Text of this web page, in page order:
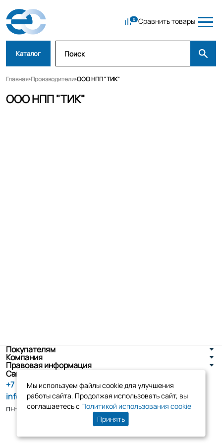
Сравнить товары
Каталог
Главная Производители ООО НПП "ТИК"
ООО НПП "ТИК"
Покупателям
Компания
Правовая информация
Санкт-Петербург, ул. Новоселов д. 8
+7 (800) 555-86-90
info@tk-elko.ru
пн-пт, 10:00 - 18:00
Мы используем файлы cookie для улучшения
работы сайта. Продолжая использовать сайт, вы
соглашаетесь с Политикой использования cookie
Принять